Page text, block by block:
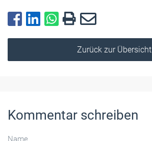
Zurück zur Übersicht
Kommentar schreiben
Name